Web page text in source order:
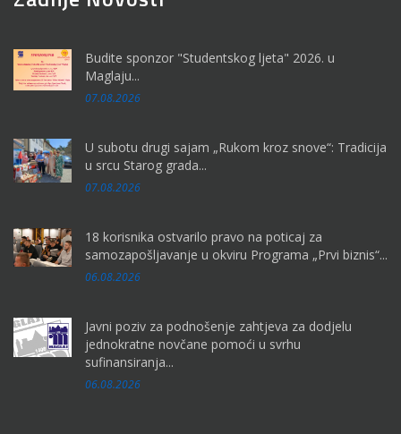
Budite sponzor "Studentskog ljeta" 2026. u
Maglaju...
07.08.2026
U subotu drugi sajam „Rukom kroz snove“: Tradicija
u srcu Starog grada...
07.08.2026
18 korisnika ostvarilo pravo na poticaj za
samozapošljavanje u okviru Programa „Prvi biznis“...
06.08.2026
Javni poziv za podnošenje zahtjeva za dodjelu
jednokratne novčane pomoći u svrhu
sufinansiranja...
06.08.2026